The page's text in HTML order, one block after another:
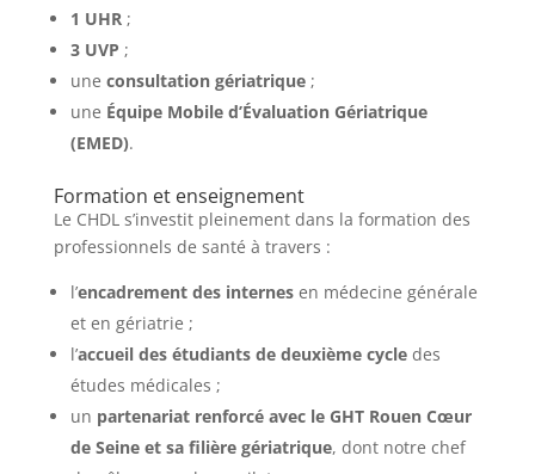
1 UHR;
3 UVP ;
une consultation gériatrique;
une Équipe Mobile d’Évaluation Gériatrique
(EMED).
Formation et enseignement
Le CHDL s’investit pleinement dans la formation des
professionnels de santé à travers :
l’encadrement des internesen médecine générale
et en gériatrie ;
l’accueil des étudiants de deuxième cycledes
études médicales ;
un partenariat renforcé avec le GHT Rouen Cœur
de Seine et sa filière gériatrique, dont notre chef